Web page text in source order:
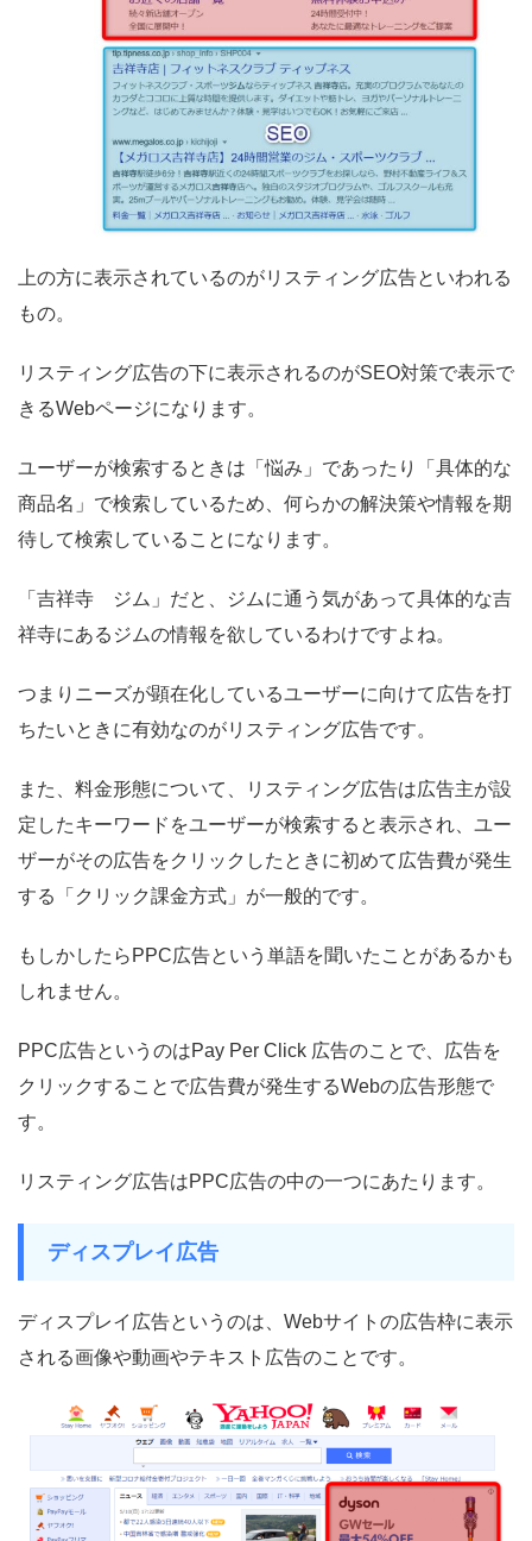
上の方に表示されているのがリスティング広告といわれる
もの。
リスティング広告の下に表示されるのがSEO対策で表示で
きるWebページになります。
ユーザーが検索するときは「悩み」であったり「具体的な
商品名」で検索しているため、何らかの解決策や情報を期
待して検索していることになります。
「吉祥寺 ジム」だと、ジムに通う気があって具体的な吉
祥寺にあるジムの情報を欲しているわけですよね。
つまりニーズが顕在化しているユーザーに向けて広告を打
ちたいときに有効なのがリスティング広告です。
また、料金形態について、リスティング広告は広告主が設
定したキーワードをユーザーが検索すると表示され、ユー
ザーがその広告をクリックしたときに初めて広告費が発生
する「クリック課金方式」が一般的です。
もしかしたらPPC広告という単語を聞いたことがあるかも
しれません。
PPC広告というのはPay Per Click 広告のことで、広告を
クリックすることで広告費が発生するWebの広告形態で
す。
リスティング広告はPPC広告の中の一つにあたります。
ディスプレイ広告
ディスプレイ広告というのは、Webサイトの広告枠に表示
される画像や動画やテキスト広告のことです。